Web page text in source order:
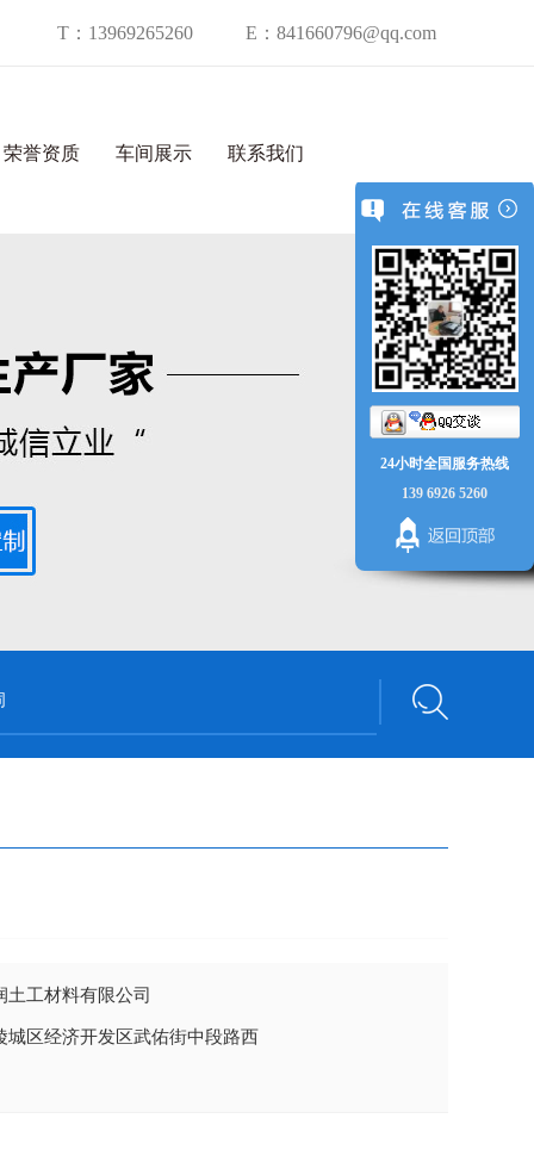
T：13969265260 E：841660796@qq.com
荣誉资质 车间展示 联系我们
土工材料有限公司
城区经济开发区武佑街中段路西
24小时全国服务热线
139 6926 5260